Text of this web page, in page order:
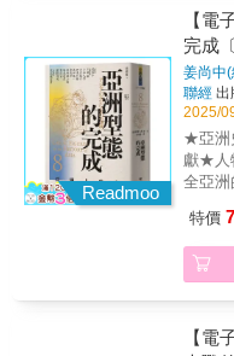
獨裁
制；
積了數
「韓國
工作。
題，而
面。
灣讀
程，
訊，
以成
示的記
照亮
我們
拉伯
其中
《週
令人
塞西
賞的
出一
戰、千
題、中
的野
的開端
今東
朝鮮
裂，
遴選
干政的
閔妃
等條
薦 外
亞與
十九世
台，講
亞大競
國對
懂，
以及
交辭
行動
明每
從戰
實力
戰、
Readmoo
【電
完成
姜尚中
聯經 出
2025/
★亞洲
獻★人
全亞
記：•
人，開
徂徠
里：
特價
【電